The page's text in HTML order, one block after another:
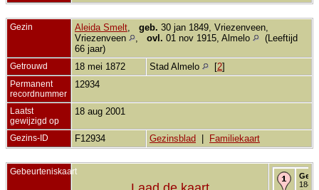
Gezin Aleida Smelt geb. 30 jan 1849, Vriezenveen,
Vriezenveen
ovl. 01 nov 1915, Almelo
(Leeftijd
66 jaar)
Getrouwd 18 mei 1872 Stad Almelo [2]
Permanent
recordnummer
12934
Laatst
gewijzigd op
18 aug 2001
Gezins-ID F12934 Gezinsblad Familiekaart
Gebeurteniskaart
1848